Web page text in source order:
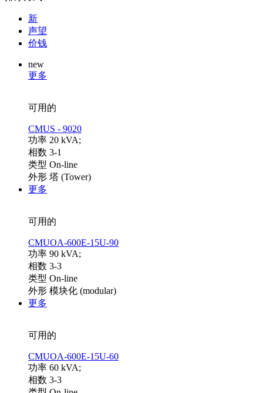
新
声望
价钱
new
更多
可用的
CMUS - 9020
功率 20 kVA;
相数 3-1
类型 On-line
外形 塔 (Tower)
更多
可用的
CMUOA-600E-15U-90
功率 90 kVA;
相数 3-3
类型 On-line
外形 模块化 (modular)
更多
可用的
CMUOA-600E-15U-60
功率 60 kVA;
相数 3-3